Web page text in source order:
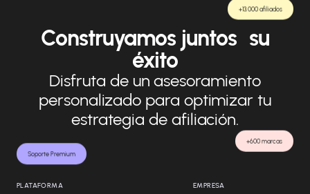
Soporte Premium
+600 marcas
+13.000 afiliados
Construyamos juntos su
éxito
Disfruta de un asesoramiento
personalizado para optimizar tu
estrategia de afiliación.
PLATAFORMA EMPRESA